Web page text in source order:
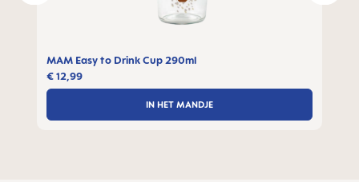
MAM Easy to Drink Cup 290ml
€ 12,99
IN HET MANDJE